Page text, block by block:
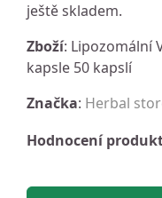
ještě skladem.
Zboží: Lipozomální
kapsle 50 kapslí
Značka: Herbal
Hodnocení